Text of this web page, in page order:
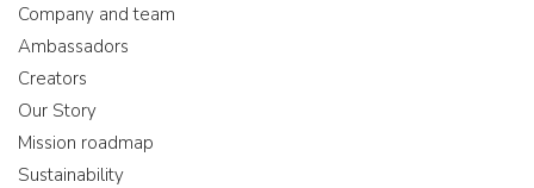
Company and team
Ambassadors
Creators
Our Story
Mission roadmap
Sustainability